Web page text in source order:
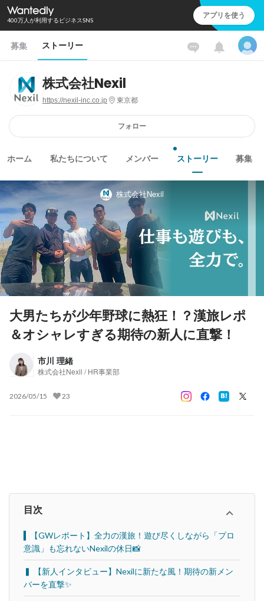
400万人が利用するビジネスSNS アプリを使う
募集 ストーリー
株式会社Nexil
https://nexil-inc.co.jp 東京都
フォロー
ホーム 私たちについて メンバー ストーリー 募集
株式会社Nexil
大男たちが少年野球に熱狂！？漢旅レポ
＆オシャレすぎる期待の新人に直撃！
市川 理緒
株式会社Nexil / HR事業部
2026/05/15 23
目次
▍【GWレポート】全力の漢旅！遊び尽くしながら「プロ
意識」も忘れないNexilの休日📸
▍ 【新人インタビュー】Nexilに新たな風！期待の新メン
バーを直撃✨